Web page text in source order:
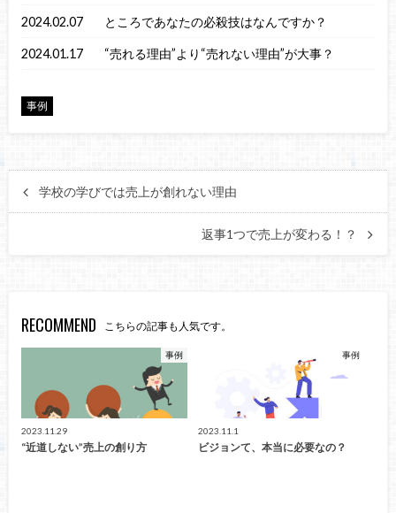
2024.02.07 ところであなたの必殺技はなんですか？
2024.01.17 “売れる理由”より“売れない理由”が大事？
事例
学校の学びでは売上が創れない理由
返事1つで売上が変わる！？
RECOMMEND こちらの記事も人気です。
事例
2023.11.29
“近道しない”売上の創り方
事例
2023.11.1
ビジョンて、本当に必要なの？